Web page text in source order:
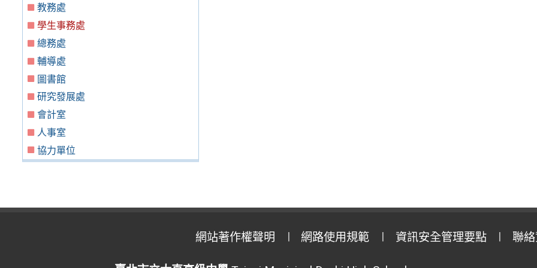
教務處
學生事務處
總務處
輔導處
圖書館
研究發展處
會計室
人事室
協力單位
網站著作權聲明 網路使用規範 資訊安全管理要點 聯